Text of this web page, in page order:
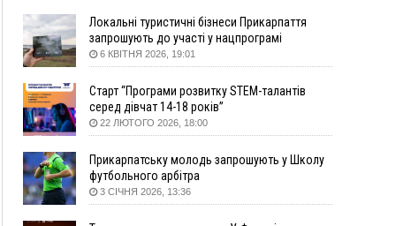
15:00
На Закарпатті викрили масштабну схему
незаконного виключення
військовозобов’язаних з обліку
14:31
«Багато питань буде знято». На громадських
слуханнях в Яремче обговорили, як вирішити
питання джипінгу в Карпатах
13:54
5 «тихих» хвороб, які виявляє профілактичне
13:30
ФОТО На Надрічній тривають останні
приготування до нового руху
12:57
У Франківську зафіксували найбільшу спеку за
Локальні туристичні бізнеси Прикарпаття
запрошують до участі у нацпрограмі
«Подорож до себе»
6 КВІТНЯ 2026, 19:01
Старт “Програми розвитку STEM-талантів
серед дівчат 14-18 років”
22 ЛЮТОГО 2026, 18:00
Прикарпатську молодь запрошують у Школу
футбольного арбітра
3 СІЧНЯ 2026, 13:36